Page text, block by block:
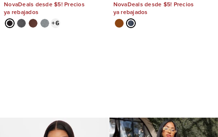
NovaDeals desde $5! Precios
ya rebajados
+6
NovaDeals desde $5! Precios
ya rebajados